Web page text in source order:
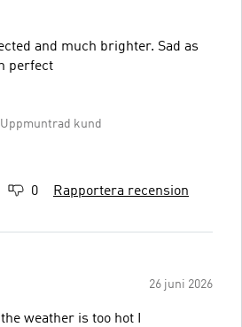
and much brighter. Sad as
perfect
Uppmuntrad kund
0 Rapportera recension
26 juni 2026
weather is too hot I